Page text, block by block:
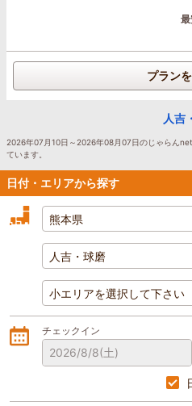
プラン
人吉
2026年07月10日～2026年08月07日のじゃらん
ています。
日付・エリアから探す
チェックイン
2026/8/8(土)